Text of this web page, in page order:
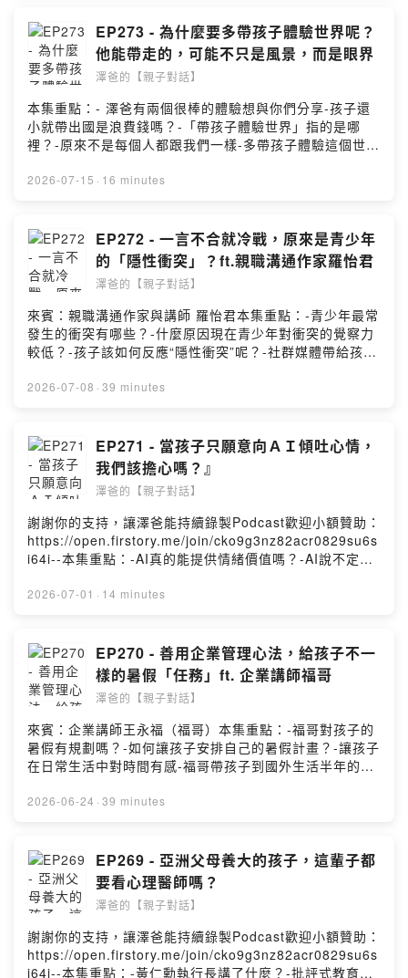
https://pse.is/9btgtc===你可以在哪找到澤爸(魏瑋志，親
職教育講師)呢?FB:
https://www.facebook.com/ZeBaParentingIG:
https://www.instagram.com/zebaparenting/合作洽談:
zebaparenting@gmail.comPowered by Firstory
Hosting
EP273 - 為什麼要多帶孩子體驗世界呢？
他能帶走的，可能不只是風景，而是眼界
澤爸的【親子對話】
本集重點：- 澤爸有兩個很棒的體驗想與你們分享-孩子還
小就帶出國是浪費錢嗎？-「帶孩子體驗世界」指的是哪
裡？-原來不是每個人都跟我們一樣-多帶孩子體驗這個世界
講師)呢?FB:
zebaparenting@gmail.comPowered by Firstory
Hosting
2026-07-15 · 16 minutes
EP272 - 一言不合就冷戰，原來是青少年
的「隱性衝突」？ft.親職溝通作家羅怡君
澤爸的【親子對話】
來賓：親職溝通作家與講師 羅怡君本集重點：-青少年最常
發生的衝突有哪些？-什麼原因現在青少年對衝突的覺察力
較低？-孩子該如何反應“隱性衝突”呢？-社群媒體帶給孩子
習表達呢？---\\第一本專為中學生設計的社會情緒學習指
https://cplink.co/bCqxooLW👉給中學生的衝突管理術｜
https://cplink.co/lefgzZfF===你可以在哪找到澤爸(魏瑋
志，親職教育講師)呢?FB:
https://www.facebook.com/ZeBaParentingIG:
https://www.instagram.com/zebaparenting/合作洽談:
zebaparenting@gmail.comPowered by Firstory
Hosting
2026-07-08 · 39 minutes
EP271 - 當孩子只願意向ＡＩ傾吐心情，
我們該擔心嗎？』
澤爸的【親子對話】
謝謝你的支持，讓澤爸能持續錄製Podcast歡迎小額贊助：
https://open.firstory.me/join/cko9g3nz82acr0829su6s
i64i--本集重點：-AI真的能提供情緒價值嗎？-AI說不定比
麼？-倘若孩子只跟AI傾吐心事的影響是什麼？-我們做好那
https://www.facebook.com/ZeBaParentingIG:
https://www.instagram.com/zebaparenting/合作洽談:
zebaparenting@gmail.comPowered by Firstory
Hosting
2026-07-01 · 14 minutes
EP270 - 善用企業管理心法，給孩子不一
樣的暑假「任務」ft. 企業講師福哥
澤爸的【親子對話】
來賓：企業講師王永福（福哥）本集重點：-福哥對孩子的
暑假有規劃嗎？-如何讓孩子安排自己的暑假計畫？-讓孩子
在日常生活中對時間有感-福哥帶孩子到國外生活半年的經
於未來成就嗎？---💡好讀推薦💡👉福哥好書《認真，就不
你可以在哪找到澤爸(魏瑋志，親職教育講師)呢?FB:
https://www.facebook.com/ZeBaParentingIG:
https://www.instagram.com/zebaparenting/合作洽談:
zebaparenting@gmail.comPowered by Firstory
Hosting
2026-06-24 · 39 minutes
EP269 - 亞洲父母養大的孩子，這輩子都
要看心理醫師嗎？
澤爸的【親子對話】
謝謝你的支持，讓澤爸能持續錄製Podcast歡迎小額贊助：
https://open.firstory.me/join/cko9g3nz82acr0829su6s
i64i--本集重點：-黃仁勳執行長講了什麼？-批評式教育的